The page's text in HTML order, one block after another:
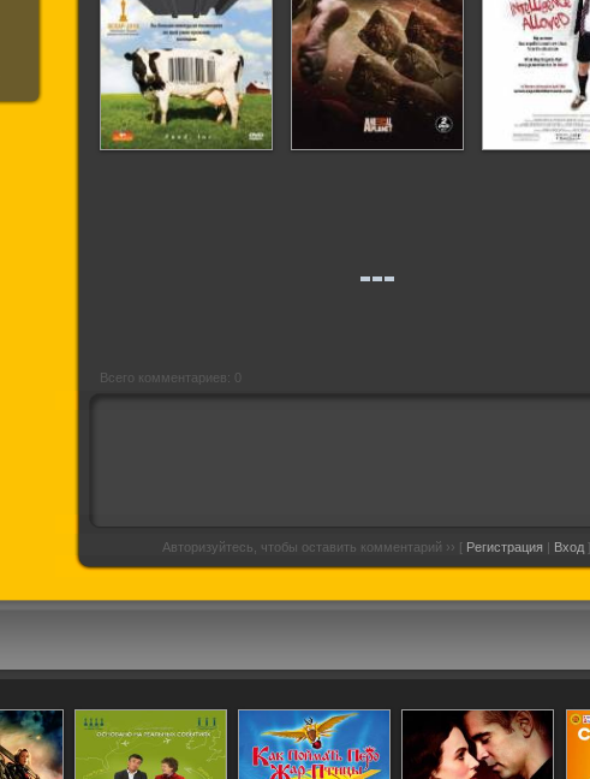
Всего комментариев: 0
Авторизуйтесь, чтобы оставить комментарий ›› [ Регистрация | Вход ]